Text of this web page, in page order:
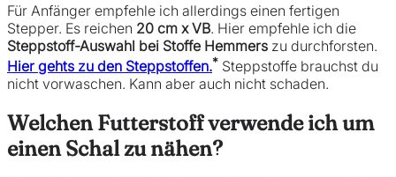
Für Anfänger empfehle ich allerdings einen fertigen
Stepper. Es reichen 20 cm x VB. Hier empfehle ich die
Steppstoff-Auswahl bei Stoffe Hemmers zu durchforsten.
Hier gehts zu den Steppstoffen.* Steppstoffe brauchst du
nicht vorwaschen. Kann aber auch nicht schaden.
Welchen Futterstoff verwende ich um
einen Schal zu nähen?